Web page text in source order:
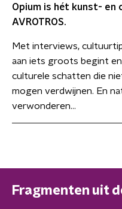
Opium is hét kunst- en
AVROTROS.
Met interviews,
aan iets groots begint
culturele schatten die
mogen verdwijnen. En
verwonderen...
Fragmenten uit